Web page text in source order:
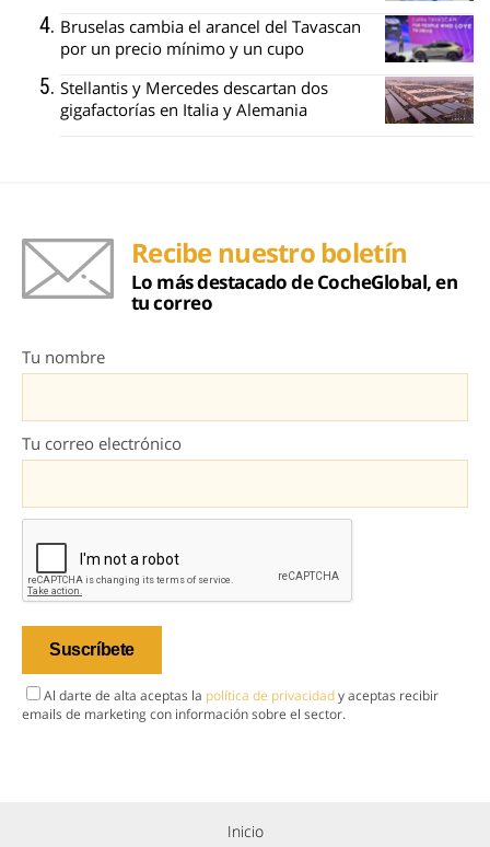
Bruselas cambia el arancel del Tavascan
por un precio mínimo y un cupo
Stellantis y Mercedes descartan dos
gigafactorías en Italia y Alemania
Recibe nuestro boletín
Lo más destacado de CocheGlobal, en
tu correo
Tu nombre
Tu correo electrónico
Al darte de alta aceptas la política de privacidady aceptas recibir
emails de marketing con información sobre el sector.
Inicio